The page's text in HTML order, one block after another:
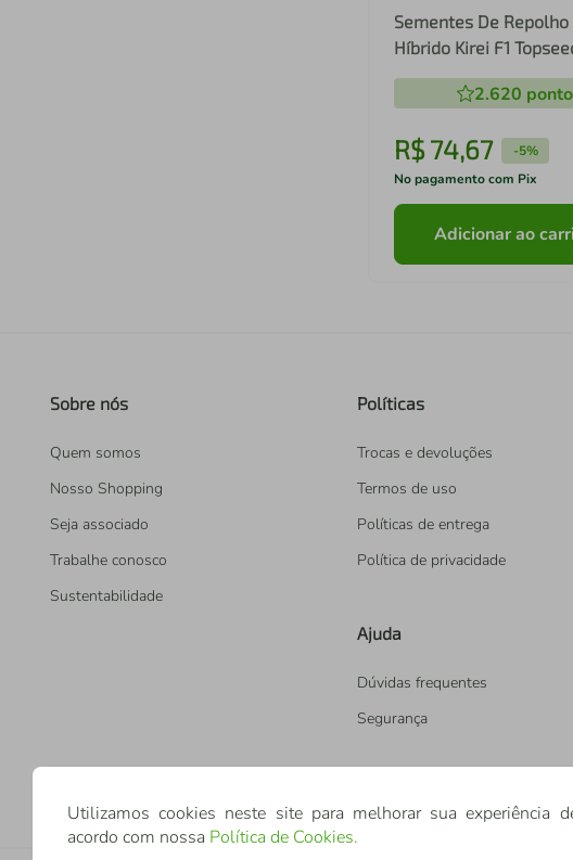
Sementes De Repolho
Híbrido Kirei F1
Premium - 1mx
2.620
R$ 74,67 -5%
No pagamento com Pix
Adicionar ao
Sobre nós
Quem somos
Nosso Shopping
Seja associado
Trabalhe conosco
Sustentabilidade
Políticas
Trocas e devoluções
Termos de uso
Políticas de entrega
Política de privacidade
Ajuda
Dúvidas frequentes
Segurança
Utilizamos cookies neste site para melhorar sua experiência
acordo com nossa Política de Cookies.